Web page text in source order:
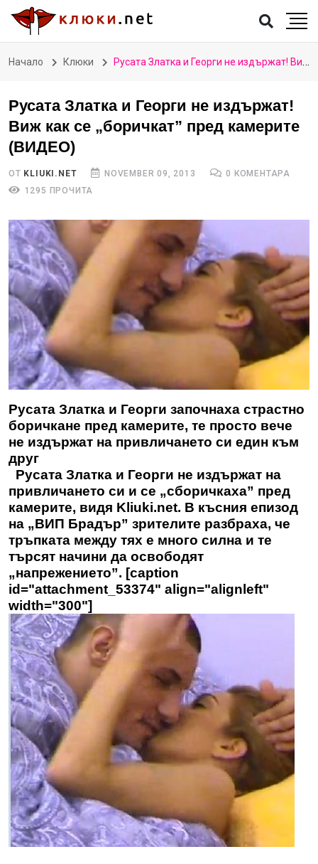
Начало Клюки Русата Златка и Георги не издържат! Виж как се „боричкат” пред камерите (ВИДЕО)
Русата Златка и Георги не издържат!
Виж как се „боричкат” пред камерите
(ВИДЕО)
ОТ KLIUKI.NET NOVEMBER 09, 2013
0 КОМЕНТАРА
1295 ПРОЧИТА
Русата Златка и Георги започнаха страстно
боричкане пред камерите, те просто вече
не издържат на привличането си един към
друг
Русата Златка и Георги не издържат на
привличането си и се „сборичкаха” пред
камерите, видя Kliuki.net. В късния епизод
на „ВИП Брадър” зрителите разбраха, че
тръпката между тях е много силна и те
търсят начини да освободят
„напрежението”. [caption
id="attachment_53374" align="alignleft"
width="300"]